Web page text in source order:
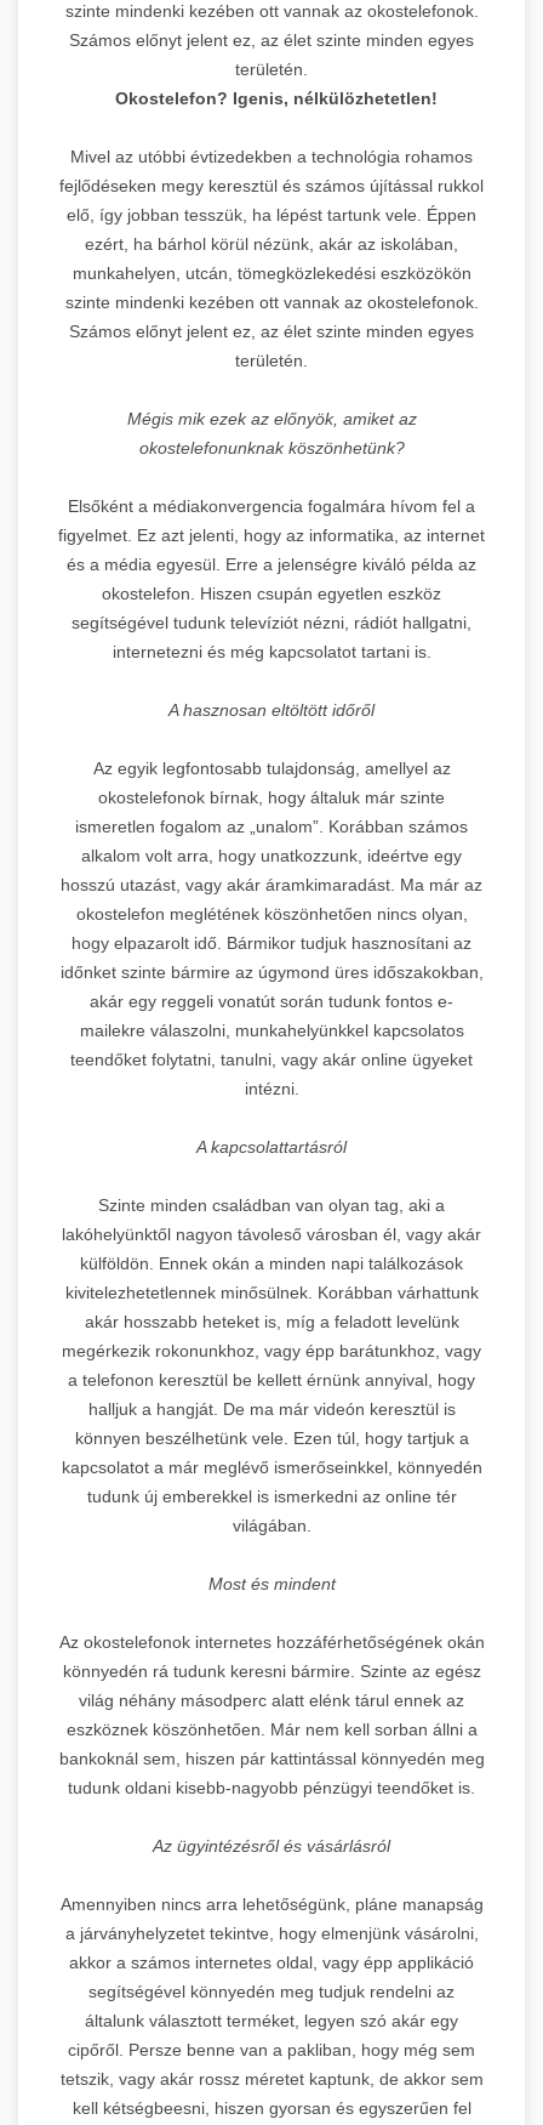
szinte mindenki kezében ott vannak az okostelefonok.
Számos előnyt jelent ez, az élet szinte minden egyes
területén.
Okostelefon? Igenis, nélkülözhetetlen!
Mivel az utóbbi évtizedekben a technológia rohamos
fejlődéseken megy keresztül és számos újítással rukkol
elő, így jobban tesszük, ha lépést tartunk vele. Éppen
ezért, ha bárhol körül nézünk, akár az iskolában,
munkahelyen, utcán, tömegközlekedési eszközökön
szinte mindenki kezében ott vannak az okostelefonok.
Számos előnyt jelent ez, az élet szinte minden egyes
területén.
Mégis mik ezek az előnyök, amiket az
okostelefonunknak köszönhetünk?
Elsőként a médiakonvergencia fogalmára hívom fel a
figyelmet. Ez azt jelenti, hogy az informatika, az internet
és a média egyesül. Erre a jelenségre kiváló példa az
okostelefon. Hiszen csupán egyetlen eszköz
segítségével tudunk televíziót nézni, rádiót hallgatni,
internetezni és még kapcsolatot tartani is.
A hasznosan eltöltött időről
Az egyik legfontosabb tulajdonság, amellyel az
okostelefonok bírnak, hogy általuk már szinte
ismeretlen fogalom az „unalom”. Korábban számos
alkalom volt arra, hogy unatkozzunk, ideértve egy
hosszú utazást, vagy akár áramkimaradást. Ma már az
okostelefon meglétének köszönhetően nincs olyan,
hogy elpazarolt idő. Bármikor tudjuk hasznosítani az
időnket szinte bármire az úgymond üres időszakokban,
akár egy reggeli vonatút során tudunk fontos e-
mailekre válaszolni, munkahelyünkkel kapcsolatos
teendőket folytatni, tanulni, vagy akár online ügyeket
intézni.
A kapcsolattartásról
Szinte minden családban van olyan tag, aki a
lakóhelyünktől nagyon távoleső városban él, vagy akár
külföldön. Ennek okán a minden napi találkozások
kivitelezhetetlennek minősülnek. Korábban várhattunk
akár hosszabb heteket is, míg a feladott levelünk
megérkezik rokonunkhoz, vagy épp barátunkhoz, vagy
a telefonon keresztül be kellett érnünk annyival, hogy
halljuk a hangját. De ma már videón keresztül is
könnyen beszélhetünk vele. Ezen túl, hogy tartjuk a
kapcsolatot a már meglévő ismerőseinkkel, könnyedén
tudunk új emberekkel is ismerkedni az online tér
világában.
Most és mindent
Az okostelefonok internetes hozzáférhetőségének okán
könnyedén rá tudunk keresni bármire. Szinte az egész
világ néhány másodperc alatt elénk tárul ennek az
eszköznek köszönhetően. Már nem kell sorban állni a
bankoknál sem, hiszen pár kattintással könnyedén meg
tudunk oldani kisebb-nagyobb pénzügyi teendőket is.
Az ügyintézésről és vásárlásról
Amennyiben nincs arra lehetőségünk, pláne manapság
a járványhelyzetet tekintve, hogy elmenjünk vásárolni,
akkor a számos internetes oldal, vagy épp applikáció
segítségével könnyedén meg tudjuk rendelni az
általunk választott terméket, legyen szó akár egy
cipőről. Persze benne van a pakliban, hogy még sem
tetszik, vagy akár rossz méretet kaptunk, de akkor sem
kell kétségbeesni, hiszen gyorsan és egyszerűen fel